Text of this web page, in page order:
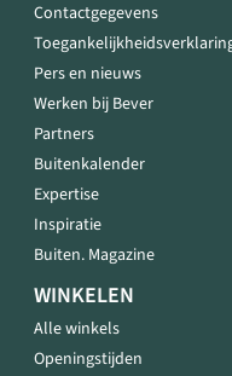
Contactgegevens
Pers en nieuws
Werken bij Bever
Partners
Buitenkalender
Expertise
Inspiratie
Buiten. Magazine
WINKELEN
Alle winkels
Openingstijden